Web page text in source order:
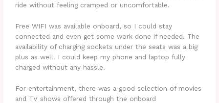
ride without feeling cramped or uncomfortable.
Free WIFI was available onboard, so I could stay
connected and even get some work done if needed. The
availability of charging sockets under the seats was a big
plus as well. I could keep my phone and laptop fully
charged without any hassle.
For entertainment, there was a good selection of movies
and TV shows offered through the onboard